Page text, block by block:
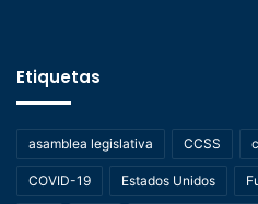
Etiquetas
asamblea legislativa CCSS
COVID-19 Estados Unidos